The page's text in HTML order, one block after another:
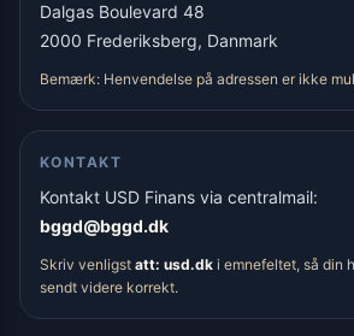
Dalgas Boulevard 48
2000 Frederiksberg, Danmark
Bemærk: Henvendelse på adressen er ikke
KONTAKT
Kontakt USD Finans via centralmail:
bggd@bggd.dk
Skriv venligst att: usd.dk i emnefeltet, så din
sendt videre korrekt.